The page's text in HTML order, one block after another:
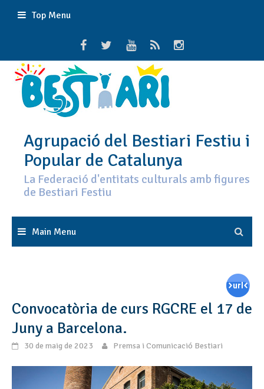
Top Menu
Agrupació del Bestiari Festiu i
Popular de Catalunya
La Federació d'entitats culturals amb figures
de Bestiari Festiu
Main Menu
Convocatòria de curs RGCRE el 17 de
Juny a Barcelona.
30 de maig de 2023 Premsa i Comunicació Bestiari